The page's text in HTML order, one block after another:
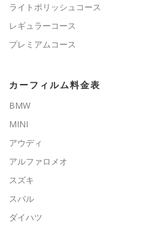
ライトポリッシュコース
レギュラーコース
プレミアムコース
カーフィルム料金表
BMW
MINI
アウディ
アルファロメオ
スズキ
スバル
ダイハツ